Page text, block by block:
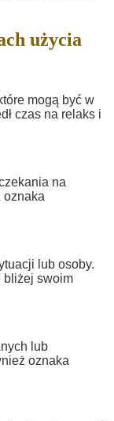
użycia
mogą być w
czas na relaks i
na
oznaka
lub osoby.
bliżej swoim
lub
oznaka